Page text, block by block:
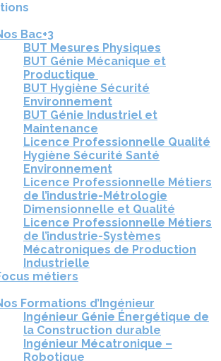
Bac+3
BUT Mesures Physiques
BUT Génie Mécanique et
Productique
BUT Hygiène Sécurité
Environnement
BUT Génie Industriel et
Maintenance
Licence Professionnelle Qualité
Hygiène Sécurité Santé
Environnement
Licence Professionnelle Métiers
de l’industrie-Métrologie
Dimensionnelle et Qualité
Licence Professionnelle Métiers
de l’industrie-Systèmes
Mécatroniques de Production
Industrielle
métiers
Formations d’Ingénieur
Ingénieur Génie Énergétique de
la Construction durable
Ingénieur Mécatronique –
Robotique